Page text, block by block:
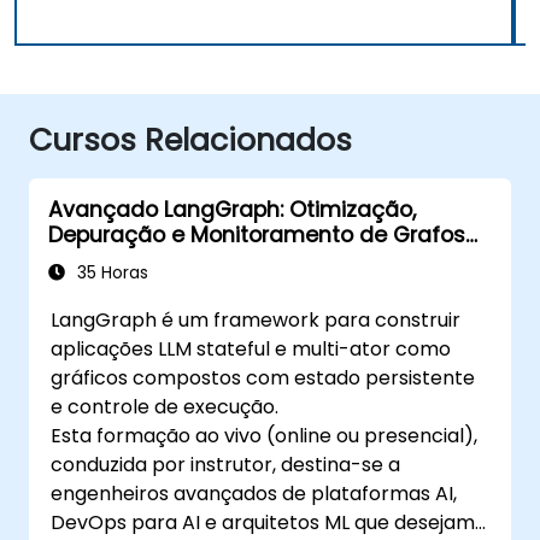
Cursos Relacionados
Avançado LangGraph: Otimização,
Depuração e Monitoramento de Grafos
Complexos
35 Horas
LangGraph é um framework para construir
aplicações LLM stateful e multi-ator como
gráficos compostos com estado persistente
e controle de execução.
Esta formação ao vivo (online ou presencial),
conduzida por instrutor, destina-se a
engenheiros avançados de plataformas AI,
DevOps para AI e arquitetos ML que desejam